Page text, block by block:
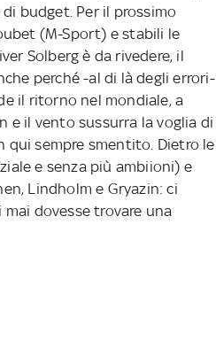
budget. Per il prossimo
(M-Sport) e stabili le
Solberg è da rivedere, il
perché -al di là degli errori-
il ritorno nel mondiale, a
e il vento sussurra la voglia di
qui sempre smentito. Dietro le
e senza più ambiioni) e
Lindholm e Gryazin: ci
dovesse trovare una